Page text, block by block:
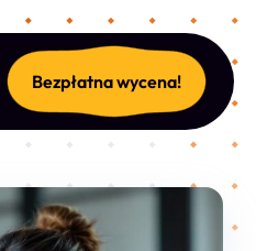
Bezpłatna wycena!